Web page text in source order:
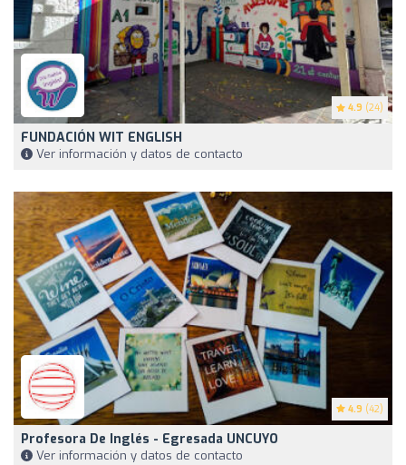
4.9 (24)
FUNDACIÓN WIT ENGLISH
Ver información y datos de contacto
4.9 (42)
Profesora De Inglés - Egresada UNCUYO
Ver información y datos de contacto